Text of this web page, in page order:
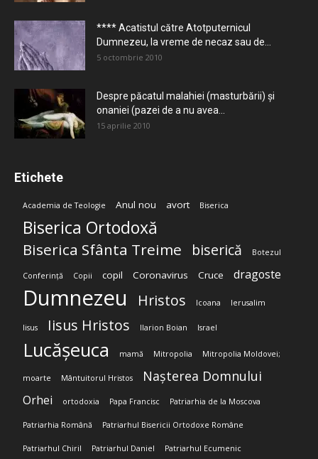
**** Acatistul către Atotputernicul
Dumnezeu, la vreme de necaz sau de...
5 octombrie 2010
Despre păcatul malahiei (masturbării) şi
onaniei (pazei de a nu avea...
15 aprilie 2010
Etichete
Academia de Teologie Anul nou avort Biserica
Biserica Ortodoxă
Biserica Sfânta Treime biserică Botezul
Conferință Copii copil Coronavirus Cruce dragoste
Dumnezeu Hristos Icoana Ierusalim
Iisus Iisus Hristos Ilarion Boian Israel
Lucășeuca mamă Mitropolia Mitropolia Moldovei;
moarte Mântuitorul Hristos Nașterea Domnului
Orhei ortodoxia Papa Francisc Patriarhia de la Moscova
Patriarhia Română Patriarhul Bisericii Ortodoxe Române
Patriarhul Chiril Patriarhul Daniel Patriarhul Ecumenic